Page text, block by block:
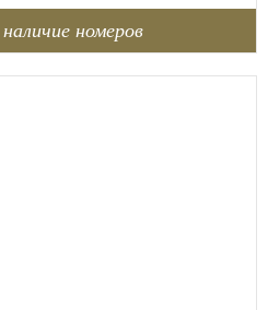
номеров